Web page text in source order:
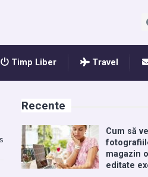
Timp Liber Travel
Recente
Cum să
magazin
editate